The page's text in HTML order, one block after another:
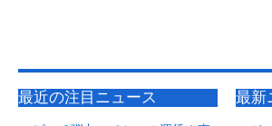
最近の注目ニュース 最新